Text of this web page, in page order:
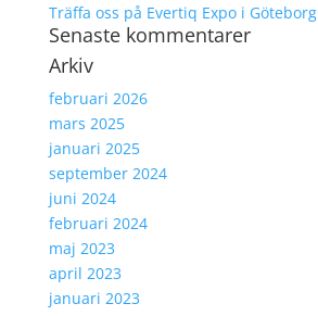
Träffa oss på Evertiq Expo i Göteborg
Senaste kommentarer
Arkiv
februari 2026
mars 2025
januari 2025
september 2024
juni 2024
februari 2024
maj 2023
april 2023
januari 2023